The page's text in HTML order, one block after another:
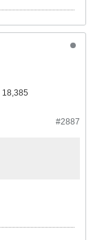
18,385
#2887